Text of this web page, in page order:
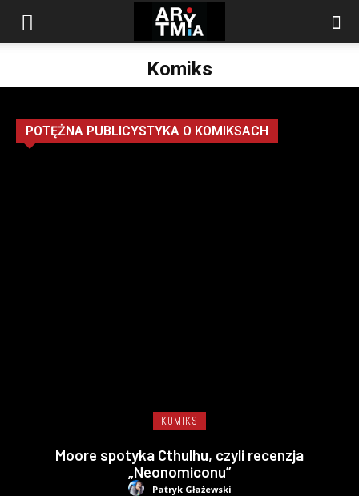
arytmia.eu
Komiks
POTĘŻNA PUBLICYSTYKA O KOMIKSACH
KOMIKS
Moore spotyka Cthulhu, czyli recenzja
„Neonomiconu”
Patryk Głażewski